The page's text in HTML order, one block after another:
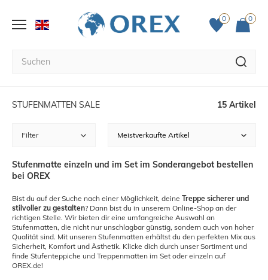
0 0
STUFENMATTEN SALE 15 Artikel
Filter
Stufenmatte einzeln und im Set im Sonderangebot bestellen
bei OREX
Bist du auf der Suche nach einer Möglichkeit, deine Treppe sicherer und
stilvoller zu gestalten? Dann bist du in unserem Online-Shop an der
richtigen Stelle. Wir bieten dir eine umfangreiche Auswahl an
Stufenmatten, die nicht nur unschlagbar günstig, sondern auch von hoher
Qualität sind. Mit unseren Stufenmatten erhältst du den perfekten Mix aus
Sicherheit, Komfort und Ästhetik. Klicke dich durch unser Sortiment und
finde Stufenteppiche und Treppenmatten im Set oder einzeln auf
OREX.de!